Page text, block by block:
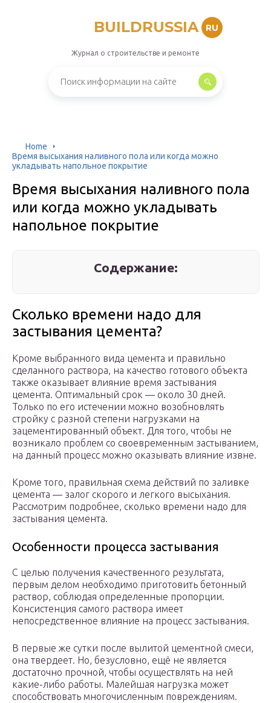
BUILDRUSSIA RU
Журнал о строительстве и ремонте
Home
Время высыхания наливного пола или когда можно
укладывать напольное покрытие
Время высыхания наливного пола
или когда можно укладывать
напольное покрытие
Содержание:
Сколько времени надо для
застывания цемента?
Кроме выбранного вида цемента и правильно
сделанного раствора, на качество готового объекта
также оказывает влияние время застывания
цемента. Оптимальный срок — около 30 дней.
Только по его истечении можно возобновлять
стройку с разной степени нагрузками на
зацементированный объект. Для того, чтобы не
возникало проблем со своевременным застыванием,
на данный процесс можно оказывать влияние извне.
Кроме того, правильная схема действий по заливке
цемента — залог скорого и легкого высыхания.
Рассмотрим подробнее, сколько времени надо для
застывания цемента.
Особенности процесса застывания
С целью получения качественного результата,
первым делом необходимо приготовить бетонный
раствор, соблюдая определенные пропорции.
Консистенция самого раствора имеет
непосредственное влияние на процесс застывания.
В первые же сутки после вылитой цементной смеси,
она твердеет. Но, безусловно, ещё не является
достаточно прочной, чтобы осуществлять на ней
какие-либо работы. Малейшая нагрузка может
способствовать многочисленным повреждениям.